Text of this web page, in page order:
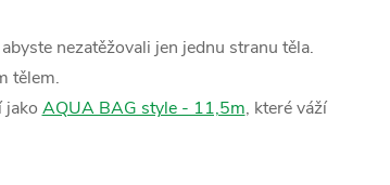
nezatěžovali jen jednu stranu těla.
tělem.
jako AQUA BAG style - 11,5m, které váží